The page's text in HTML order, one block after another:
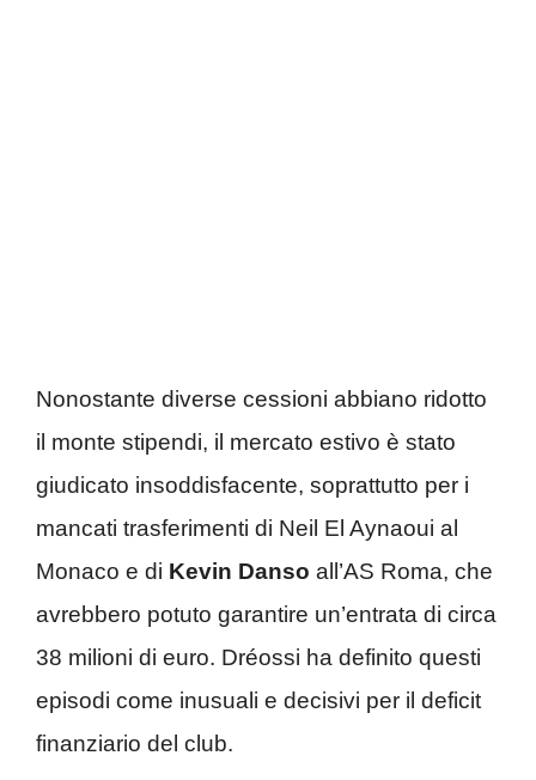
Nonostante diverse cessioni abbiano ridotto
il monte stipendi, il mercato estivo è stato
giudicato insoddisfacente, soprattutto per i
mancati trasferimenti di Neil El Aynaoui al
Monaco e di Kevin Danso all’AS Roma, che
avrebbero potuto garantire un’entrata di circa
38 milioni di euro. Dréossi ha definito questi
episodi come inusuali e decisivi per il deficit
finanziario del club.